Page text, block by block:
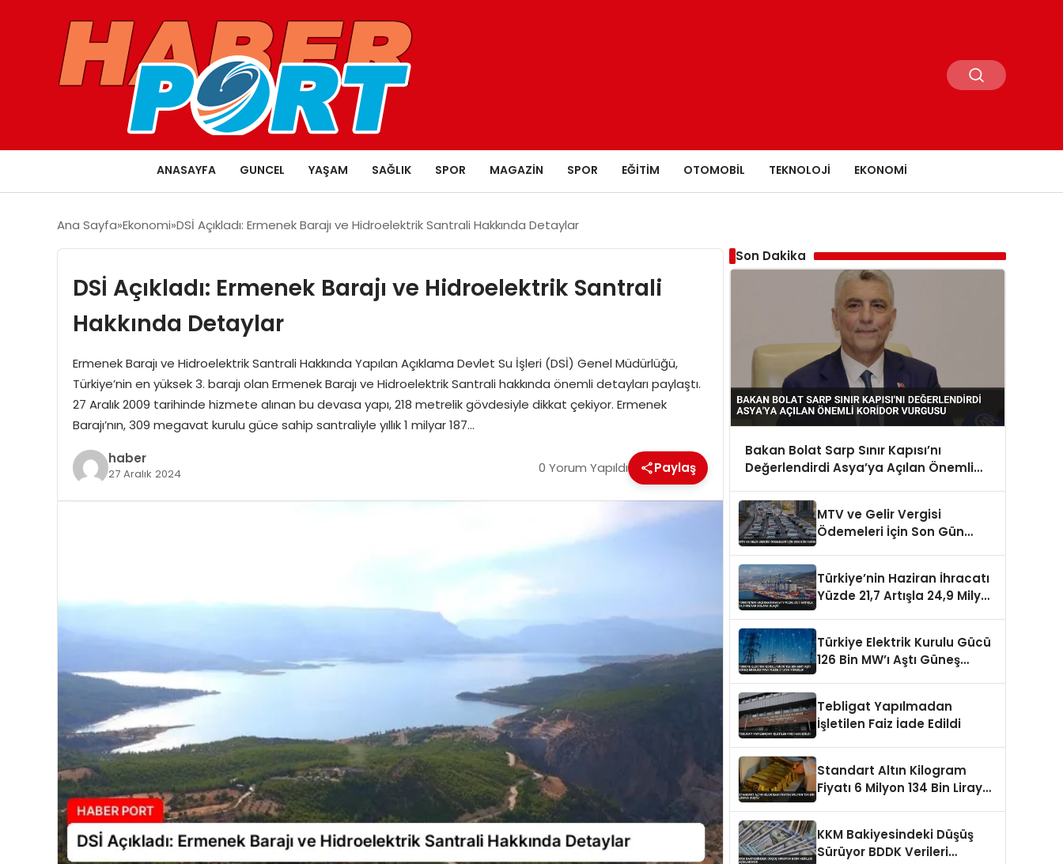
ANASAYFA GUNCEL YAŞAM SAĞLIK SPOR MAGAZIN SPOR EĞITIM OTOMOBIL TEKNOLOJI EKONOMI
Ana Sayfa Ekonomi DSİ Açıkladı: Ermenek Barajı ve Hidroelektrik Santrali Hakkında Detaylar
DSİ Açıkladı: Ermenek Barajı ve Hidroelektrik Santrali
Hakkında Detaylar
Ermenek Barajı ve Hidroelektrik Santrali Hakkında Yapılan Açıklama Devlet Su İşleri (DSİ) Genel Müdürlüğü,
Türkiye’nin en yüksek 3. barajı olan Ermenek Barajı ve Hidroelektrik Santrali hakkında önemli detayları paylaştı.
27 Aralık 2009 tarihinde hizmete alınan bu devasa yapı, 218 metrelik gövdesiyle dikkat çekiyor. Ermenek
Barajı’nın, 309 megavat kurulu güce sahip santraliyle yıllık 1 milyar 187…
haber
27 Aralık 2024 0 Yorum Yapıldı Paylaş
Son Dakika
Bakan Bolat Sarp Sınır Kapısı’nı
Değerlendirdi Asya’ya Açılan Önemli
MTV ve Gelir Vergisi
Ödemeleri İçin Son Gün
Türkiye’nin Haziran İhracatı
Yüzde 21,7 Artışla 24,9 Milyar
Türkiye Elektrik Kurulu Gücü
126 Bin MW’ı Aştı Güneş
Tebligat Yapılmadan
İşletilen Faiz İade Edildi
Standart Altın Kilogram
Fiyatı 6 Milyon 134 Bin Liraya
KKM Bakiyesindeki Düşüş
Sürüyor BDDK Verileri